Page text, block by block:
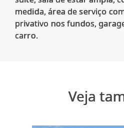
medida, área de serviço
privativo nos fundos,
carro.
Veja